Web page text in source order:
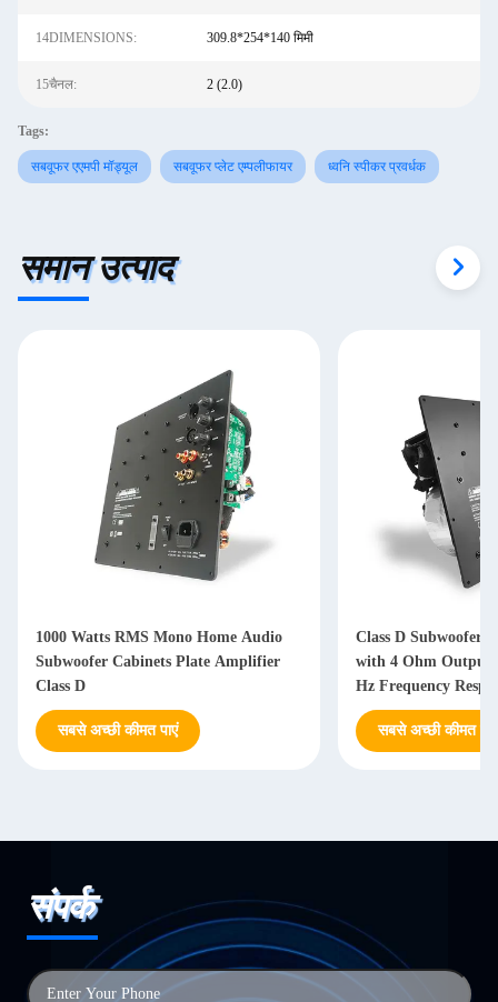
14DIMENSIONS: 309.8*254*140 मिमी
15चैनल: 2 (2.0)
Tags:
सबवूफर एएमपी मॉड्यूल सबवूफर प्लेट एम्पलीफायर ध्वनि स्पीकर प्रवर्धक
समान उत्पाद
1000 Watts RMS Mono Home Audio
Subwoofer Cabinets Plate Amplifier
Class D
सबसे अच्छी कीमत पाएं
Class D Subwoofer
with 4 Ohm Output
Hz Frequency
Power Supply
सबसे अच्छी कीमत पाएं
संपर्क